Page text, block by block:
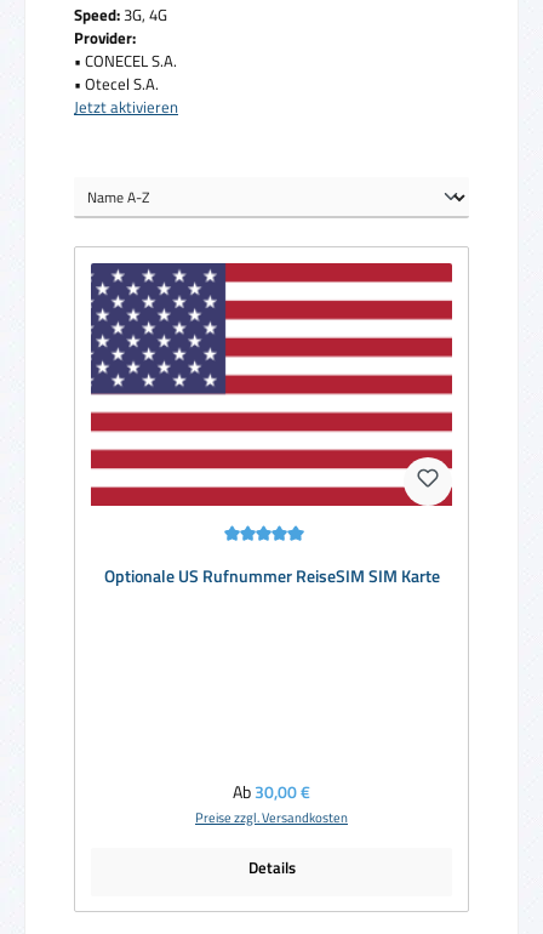
Speed:3G, 4G
Provider:
• CONECEL S.A.
• Otecel S.A.
Jetzt aktivieren
Optionale US Rufnummer ReiseSIM SIM Karte
Regulärer Preis:
Ab30,00 €
Preise zzgl. Versandkosten
Details